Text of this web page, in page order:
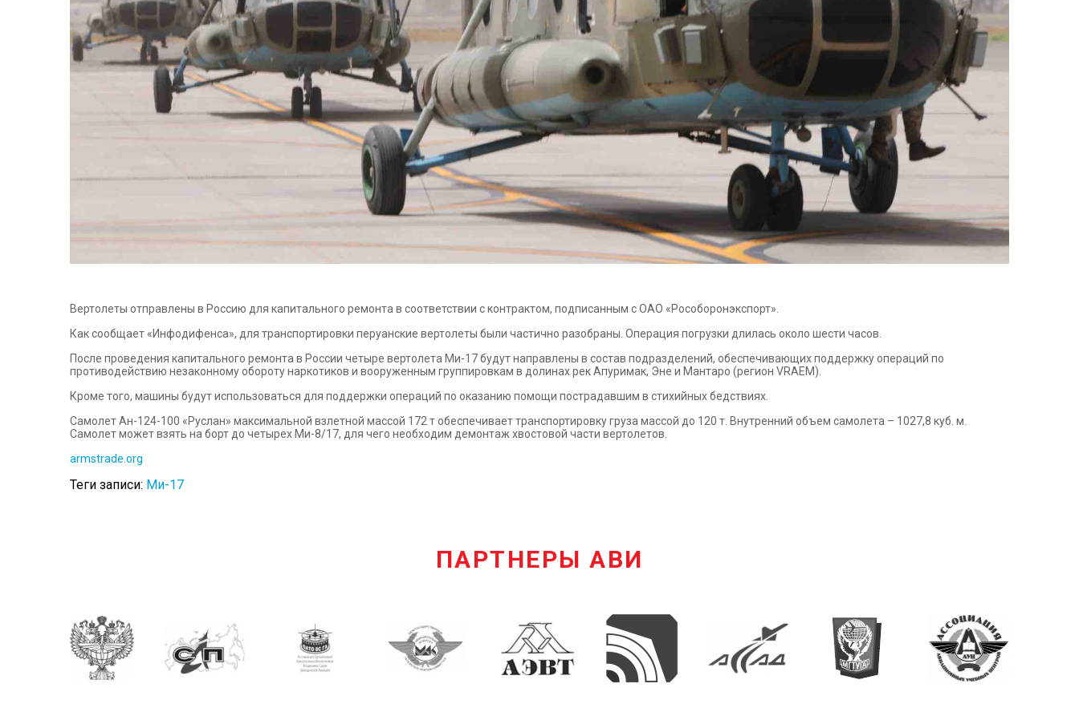
Вертолеты отправлены в Россию для капитального ремонта в соответствии с контрактом, подписанным с ОАО «Рособоронэкспорт».
Как сообщает «Инфодифенса», для транспортировки перуанские вертолеты были частично разобраны. Операция погрузки длилась около шести часов.
После проведения капитального ремонта в России четыре вертолета Ми-17 будут направлены в состав подразделений, обеспечивающих поддержку операций по
противодействию незаконному обороту наркотиков и вооруженным группировкам в долинах рек Апуримак, Эне и Мантаро (регион VRAEM).
Кроме того, машины будут использоваться для поддержки операций по оказанию помощи пострадавшим в стихийных бедствиях.
Самолет Ан-124-100 «Руслан» максимальной взлетной массой 172 т обеспечивает транспортировку груза массой до 120 т. Внутренний объем самолета – 1027,8 куб. м.
Самолет может взять на борт до четырех Ми-8/17, для чего необходим демонтаж хвостовой части вертолетов.
armstrade.org
Теги записи: Ми-17
ПАРТНЕРЫ АВИ